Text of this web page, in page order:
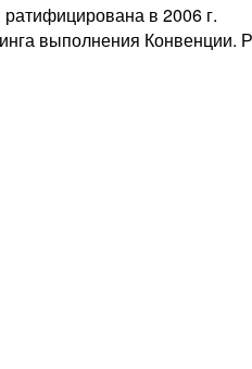
в 2006 г.
выполнения Конвенции.